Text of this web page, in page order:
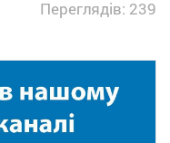
Переглядів: 239